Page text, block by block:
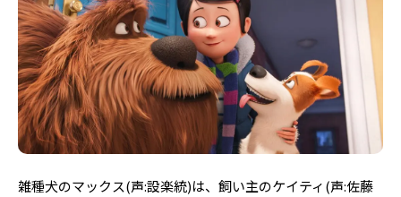
雑種犬のマックス(声:設楽統)は、飼い主のケイティ(声:佐藤